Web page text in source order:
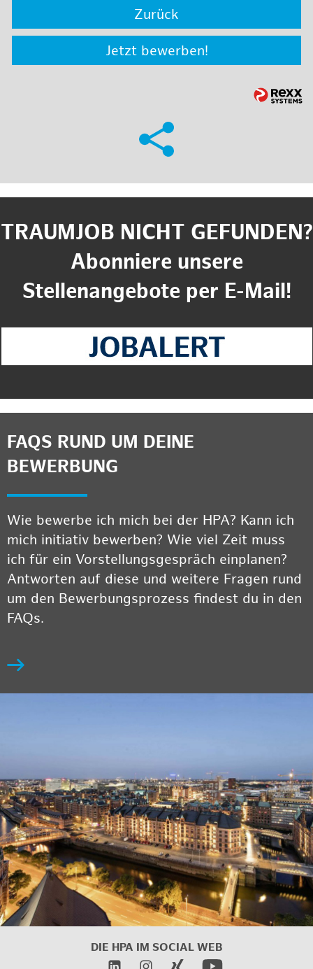
Zurück
Jetzt bewerben!
TRAUMJOB NICHT GEFUNDEN?
Abonniere unsere
Stellenangebote per E-Mail!
FAQS RUND UM DEINE
BEWERBUNG
Wie bewerbe ich mich bei der HPA? Kann ich
mich initiativ bewerben? Wie viel Zeit muss
ich für ein Vorstellungsgespräch einplanen?
Antworten auf diese und weitere Fragen rund
um den Bewerbungsprozess findest du in den
FAQs.
DIE HPA IM SOCIAL WEB